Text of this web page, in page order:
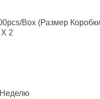
box (размер
2